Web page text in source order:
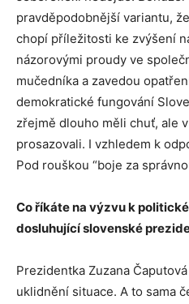
pravděpodobnější variantu,
chopí příležitosti ke zvýšení
názorovými proudy ve
mučedníka a zavedou
demokratické fungování
zřejmě dlouho měli chuť, ale
prosazovali. I vzhledem k
Pod rouškou “boje za
Co říkáte na výzvu k
dosluhující slovenské
Prezidentka Zuzana
uklidnění situace. A to sama